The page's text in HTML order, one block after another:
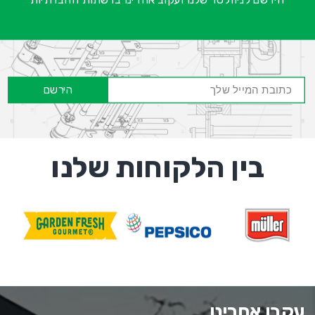
הירשם
בין הלקוחות שלנו